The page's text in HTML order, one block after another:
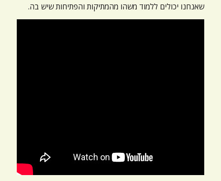
שאנחנו יכולים ללמוד משהו מהמתיקות והפתיחות שיש בה.